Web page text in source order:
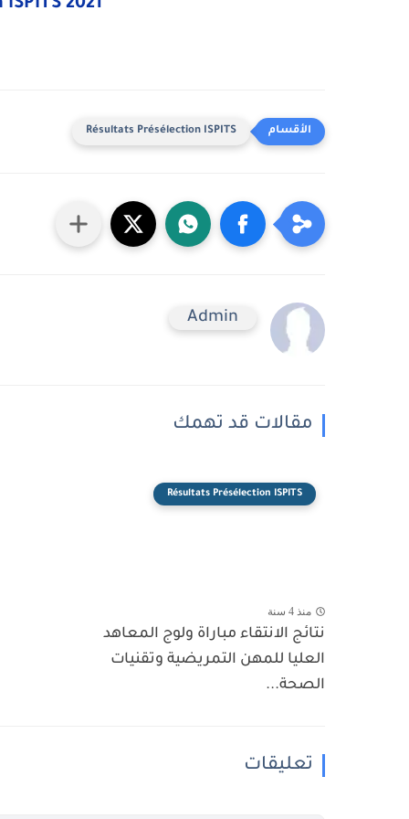
2021
Résultats Présélection ISPITS
Admin
مقالات قد تهمك
Résultats Présélection ISPITS
منذ 4 سنة
نتائج الانتقاء مباراة ولوج المعاهد
العليا للمهن التمريضية وتقنيات
الصحة...
تعليقات